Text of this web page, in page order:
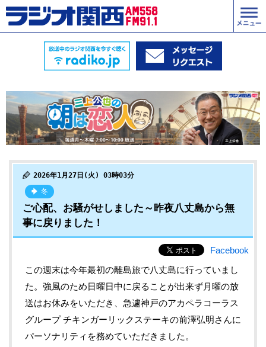
2026年1月27日(火) 03時03分
冬
ご心配、お騒がせしました～昨夜八丈島から無
事に戻りました！
Facebook
この週末は今年最初の離島旅で八丈島に行っていまし
た。強風のため日曜日中に戻ることが出来ず月曜の放
送はお休みをいただき、急遽神戸のアカペラコーラス
グループ チキンガーリックステーキの前澤弘明さんに
パーソナリティを務めていただきました。